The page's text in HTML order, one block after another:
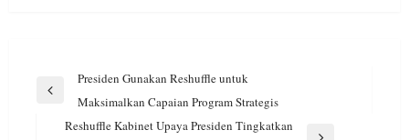
Navigasi
Previous
Presiden Gunakan Reshuffle untuk
Maksimalkan Capaian Program Strategis
Reshuffle Kabinet Upaya Presiden Tingkatkan